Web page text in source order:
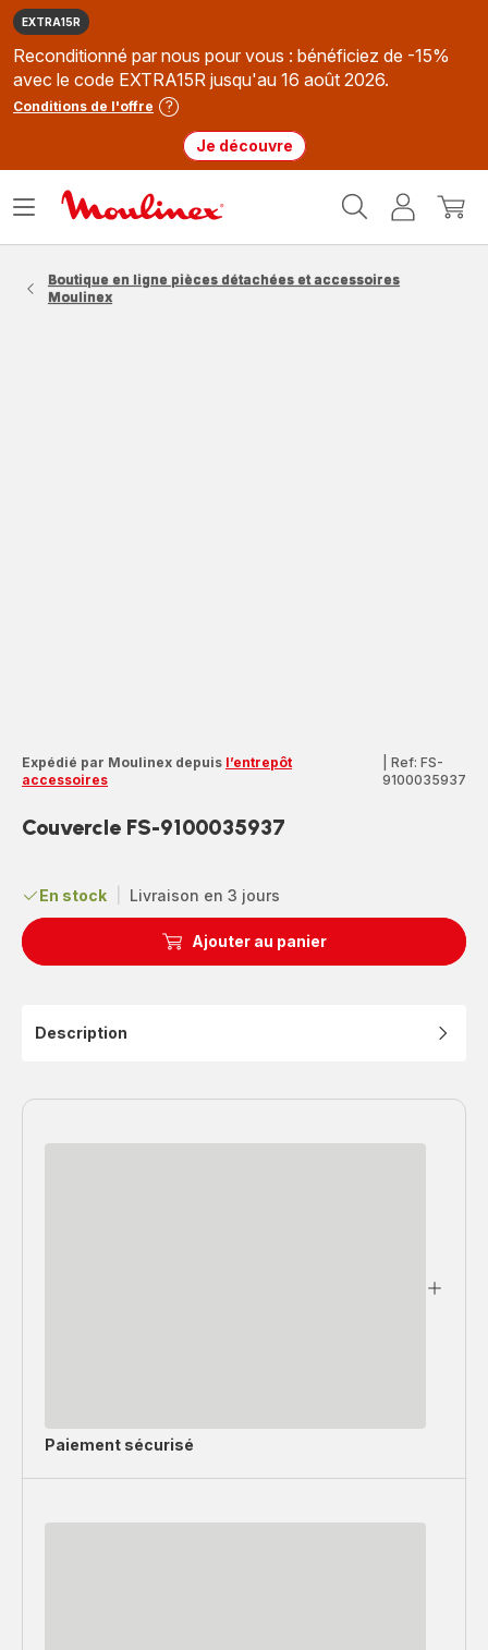
EXTRA15R
Reconditionné par nous pour vous : bénéficiez de -15%
avec le code EXTRA15R jusqu'au 16 août 2026.
Conditions de l'offre
Je découvre
MonMon
Ouvrir
Boutique en ligne pièces détachées et accessoires
Moulinex
Expédié par Moulinex depuis l’entrepôt
accessoires
Ref: FS-
9100035937
Couvercle FS-9100035937
En stock Livraison en 3 jours
Ajouter au panier
Description
Paiement sécurisé